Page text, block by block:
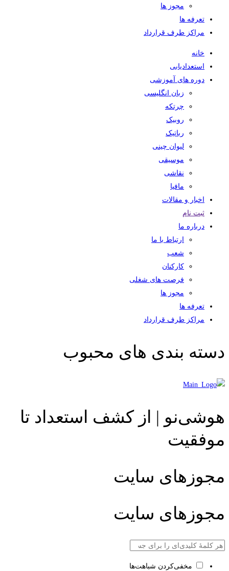
مجوز ها
تعرفه ها
مراکز طرف قرارداد
خانه
استعدادیابی
دوره های آموزشی
زبان انگلیسی
چرتکه
روبیک
رباتیک
لیوان چینی
موسیقی
نقاشی
مافیا
اخبار و مقالات
ثبت نام
درباره ما
ارتباط با ما
شعب
کارکنان
فرصت های شغلی
مجوز ها
تعرفه ها
مراکز طرف قرارداد
دسته بندی های محبوب
هوشی‌نو | از کشف استعداد تا
موفقیت
مجوزهای سایت
مجوزهای سایت
مخفی‌کردن شباهت‌ها